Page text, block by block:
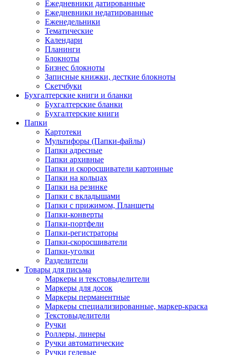
Ежедневники датированные
Ежедневники недатированные
Еженедельники
Тематические
Календари
Планинги
Блокноты
Бизнес блокноты
Записные книжки, десткие блокноты
Скетчбуки
Бухгалтерские книги и бланки
Бухгалтерские бланки
Бухгалтерские книги
Папки
Картотеки
Мультифоры (Папки-файлы)
Папки адресные
Папки архивные
Папки и скоросшиватели картонные
Папки на кольцах
Папки на резинке
Папки с вкладышами
Папки с прижимом, Планшеты
Папки-конверты
Папки-портфели
Папки-регистраторы
Папки-скоросшиватели
Папки-уголки
Разделители
Товары для письма
Маркеры и текстовыделители
Маркеры для досок
Маркеры перманентные
Маркеры специализированные, маркер-краска
Текстовыделители
Ручки
Роллеры, линеры
Ручки автоматические
Ручки гелевые